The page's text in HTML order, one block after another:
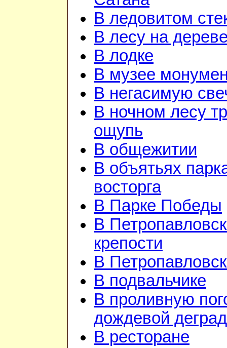
В ледовитом
В лесу на
В лодке
В музее
В негасимую
В ночном лесу
ощупь
В общежитии
В объятьях
восторга
В Парке Победы
В
крепости
В
В подвальчике
В проливную
дождевой
В ресторане